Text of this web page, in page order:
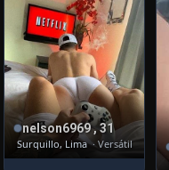
nelson6969 , 31
Surquillo, Lima · Versátil pasivo